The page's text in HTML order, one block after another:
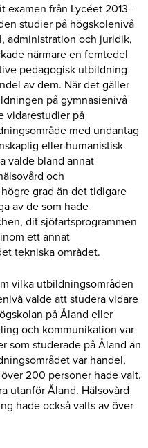
examen från Lycéet 2013–
studier på högskolenivå
administration och juridik,
närmare en femtedel
pedagogisk utbildning
av dem. När det gäller
på gymnasienivå
vidarestudier på
med undantag
eller humanistisk
valde bland annat
och
grad än det tidigare
av de som hade
dit sjöfartsprogrammen
ett annat
tekniska området.
vilka utbildningsområden
valde att studera vidare
på Åland eller
och kommunikation var
som studerade på Åland än
var handel,
200 personer hade valt.
utanför Åland. Hälsovård
hade också valts av över